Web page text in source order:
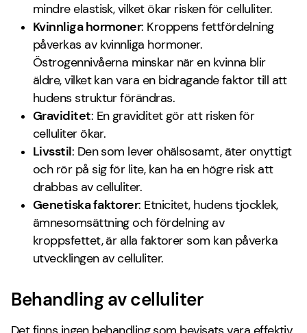
mindre elastisk, vilket ökar risken för celluliter.
Kvinnliga hormoner: Kroppens fettfördelning
påverkas av kvinnliga hormoner.
Östrogennivåerna minskar när en kvinna blir
äldre, vilket kan vara en bidragande faktor till att
hudens struktur förändras.
Graviditet: En graviditet gör att risken för
celluliter ökar.
Livsstil: Den som lever ohälsosamt, äter onyttigt
och rör på sig för lite, kan ha en högre risk att
drabbas av celluliter.
Genetiska faktorer: Etnicitet, hudens tjocklek,
ämnesomsättning och fördelning av
kroppsfettet, är alla faktorer som kan påverka
utvecklingen av celluliter.
Behandling av celluliter